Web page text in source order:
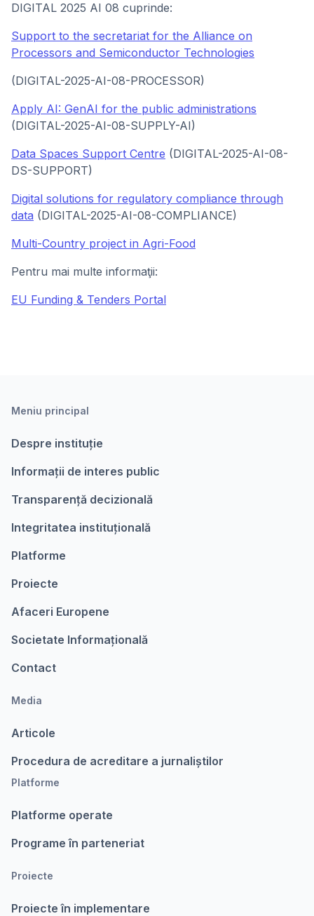
DIGITAL 2025 AI 08 cuprinde:
Support to the secretariat for the Alliance on
Processors and Semiconductor Technologies
(DIGITAL-2025-AI-08-PROCESSOR)
Apply AI: GenAI for the public administrations
(DIGITAL-2025-AI-08-SUPPLY-AI)
Data Spaces Support Centre (DIGITAL-2025-AI-08-
DS-SUPPORT)
Digital solutions for regulatory compliance through
data (DIGITAL-2025-AI-08-COMPLIANCE)
Multi-Country project in Agri-Food
Pentru mai multe informaţii:
EU Funding & Tenders Portal
Meniu principal
Despre instituție
Informații de interes public
Transparență decizională
Integritatea instituțională
Platforme
Proiecte
Afaceri Europene
Societate Informațională
Contact
Media
Articole
Procedura de acreditare a jurnaliștilor
Platforme
Platforme operate
Programe în parteneriat
Proiecte
Proiecte în implementare